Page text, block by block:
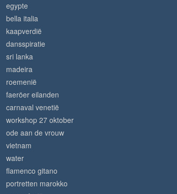
egypte
bella italia
kaapverdië
dansspiratie
sri lanka
madeira
roemenië
faeröer eilanden
carnaval venetië
workshop 27 oktober
ode aan de vrouw
vietnam
water
flamenco gitano
portretten marokko